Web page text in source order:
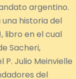
argentino.
una historia del
libro en el cual
Sacheri,
Julio Meinvielle
del